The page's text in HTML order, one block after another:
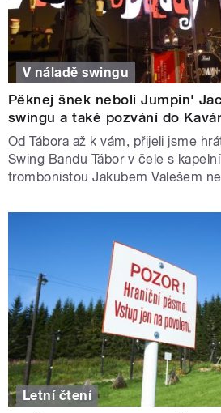
V náladě swingu
Pěknej šnek neboli Jumpin'
swingu a také pozvání do
Od Tábora až k vám, přijeli jsme
Swing Bandu Tábor v čele s
trombonistou Jakubem Valešem
Letní čtení